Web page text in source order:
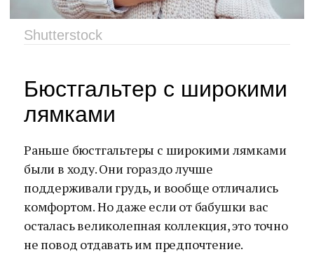
Shutterstock
Бюстгальтер с широкими
лямками
Раньше бюстгальтеры с широкими лямками
были в ходу. Они гораздо лучше
поддерживали грудь, и вообще отличались
комфортом. Но даже если от бабушки вас
осталась великолепная коллекция, это точно
не повод отдавать им предпочтение.